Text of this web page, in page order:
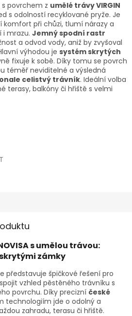
povrchem z umělé trávy VIRGIN
s odolností recyklované pryže. Je
komfort při chůzi, tlumí nárazy a
i mrazu. Jemný spodní rastr
a odvod vody, aniž by zvyšoval
výhodou je systém skrytých
fixuje k sobě. Díky tomu se povrch
téměř neviditelné a výsledná
celistvý trávník. Ideální volba
terasy, balkóny či hřiště s velmi
s umělou trávou:
zámky
představuje špičkové řešení pro
vzhled pěstěného trávníku s
povrchu. Díky precizní české
technologiím jde o odolný a
zahradu, terasu či hřiště.